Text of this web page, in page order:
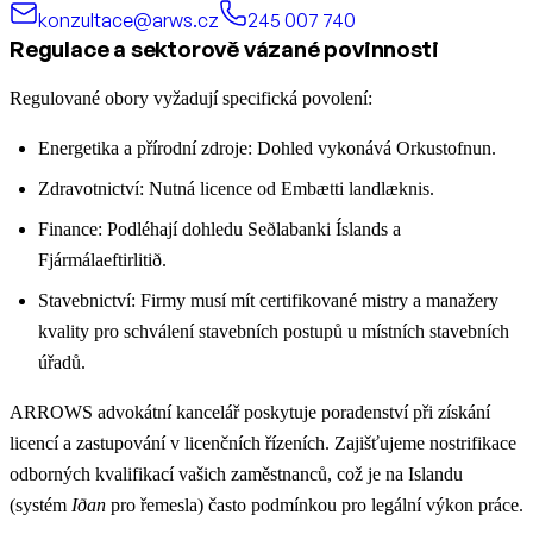
konzultace@arws.cz
245 007 740
Regulace a sektorově vázané povinnosti
Regulované obory vyžadují specifická povolení:
Energetika a přírodní zdroje: Dohled vykonává Orkustofnun.
Zdravotnictví: Nutná licence od Embætti landlæknis.
Finance: Podléhají dohledu Seðlabanki Íslands a
Fjármálaeftirlitið.
Stavebnictví: Firmy musí mít certifikované mistry a manažery
kvality pro schválení stavebních postupů u místních stavebních
úřadů.
ARROWS advokátní kancelář poskytuje poradenství při získání
licencí a zastupování v licenčních řízeních. Zajišťujeme nostrifikace
odborných kvalifikací vašich zaměstnanců, což je na Islandu
(systém Iðan pro řemesla) často podmínkou pro legální výkon práce.